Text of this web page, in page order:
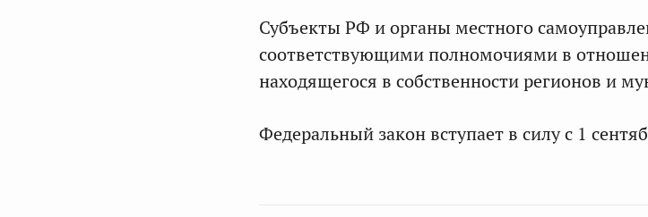
Субъекты РФ и органы местного
соответствующими полномочиями в
находящегося в собственности регионов и
Федеральный закон вступает в силу с 1